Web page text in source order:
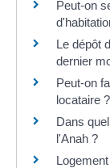
Peut-on
Le dépôt
dernier
Peut-on
locataire ?
Dans
l'Anah ?